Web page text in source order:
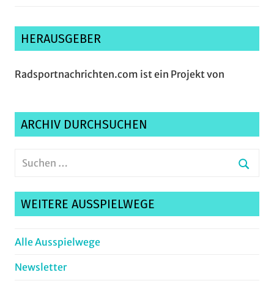
HERAUSGEBER
Radsportnachrichten.com ist ein Projekt von
ARCHIV DURCHSUCHEN
Suchen
WEITERE AUSSPIELWEGE
Alle Ausspielwege
Newsletter